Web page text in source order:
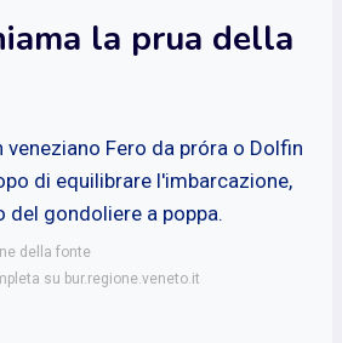
la prua della
veneziano Fero da próra o Dolfin
di equilibrare l'imbarcazione,
del gondoliere a poppa.
della fonte
su bur.regione.veneto.it